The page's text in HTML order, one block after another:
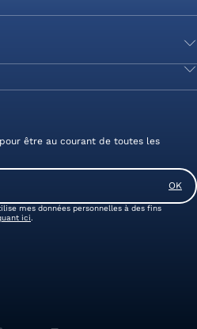
être au courant de toutes les
mes données personnelles à des fins
ici